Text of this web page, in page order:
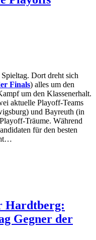
Dort dreht sich
Finals) alles um den
um den Klassenerhalt.
aktuelle Playoff-Teams
und Bayreuth (in
Träume. Während
für den besten
Hardtberg:
Gegner der